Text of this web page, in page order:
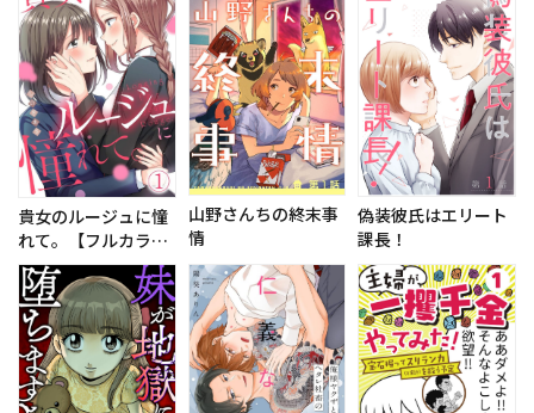
す
貴女のルージュに憧
れて。【フルカラ
ー】
山野さんちの終末事
情
偽装彼氏はエリート
課長！